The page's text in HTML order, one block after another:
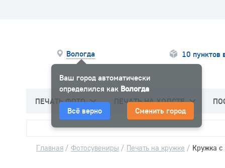
Вологда
Ваш город автоматически
определился как Вологда
Всё верно Сменить город
10 пунктов
ПЕЧАТЬ ФОТО ПЕЧАТЬ НА ХОЛСТЕ
Главная / Фотосувениры / Печать на кружке / Кружка с